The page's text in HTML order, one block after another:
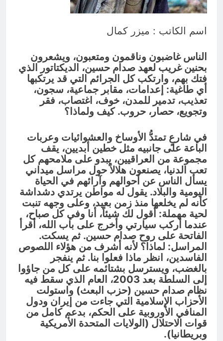
13 ساعة Ago
الكاتبان باقر الزبيدي ورياض سعد يحذران
اسم الكاتب : ميزر كمال
الناس غاضبون وناقمون ومتعبون، ويشعرون
بحنين غريب لعهد صدام حسين، الديكتاتور الذي
فتك بهم، وارتكب كل الجرائم التي قد يرتكبها
أي طاغية: إعدامات، مقابر جماعية، سجون،
تعذيب، تدمير للمدن، خوف، اغتصاب، فقر
وتجويع، حصار، حروب. كيف ولماذا؟
في شارعٍ تمتدُّ الأوساخ والعشوائيات وعربات
الباعة على جانبيه مثل خطين أبديين، يقف
مجموعة من العراقيين، يبدو على ملامحهم كل
تعب الدنيا، يصنعون هلالاً حول مراسل ميداني
يسأل الناس عن أحوالهم وآرائهم في الحياة
اليومية والبلاد. يقول له مواطن يرتدي دشداشة
كأنه لم يخلعها منذ زمن بعيد، وعلى وجهه تنبت
لحية مهملة: أقول لك شيئاً، أنا وفي كل صباح،
عندما أركب سيارتي وأخرج على باب الله، أقرأ
الفاتحة على روح صدام حسين. ثم يسكت.
المراسل: لماذا؟ لأنه أشرف من هؤلاء اللصوص
الفاسدين، انظر ماذا فعلوا بنا. ثم ينفجر
بالغضب، ويسترسل بشتائمه على كل من جاؤوا
إلى السلطة بعد 2003، العام الذي سقط فيه
نظام صدام حسين (حزب البعث) واستولت
الأحزاب الإسلامية التي جاءت من إيران ودول
المنافي الأوروبية على الحكم، بدعم كامل من
قوات الاحتلال (الولايات المتحدة الأمريكية
وبريطانيا).